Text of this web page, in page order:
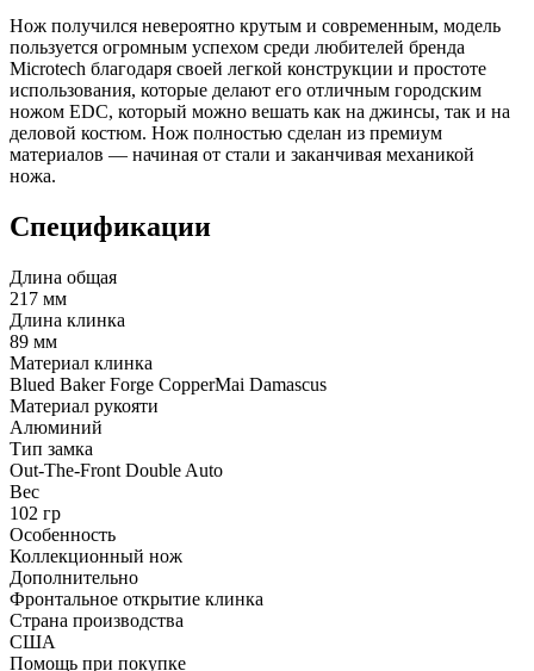
Нож получился невероятно крутым и современным, модель
пользуется огромным успехом среди любителей бренда
Microtech благодаря своей легкой конструкции и простоте
использования, которые делают его отличным городским
ножом EDC, который можно вешать как на джинсы, так и на
деловой костюм. Нож полностью сделан из премиум
материалов — начиная от стали и заканчивая механикой
ножа.
Спецификации
Длина общая
217 мм
Длина клинка
89 мм
Материал клинка
Blued Baker Forge CopperMai Damascus
Материал рукояти
Алюминий
Тип замка
Out-The-Front Double Auto
Вес
102 гр
Особенность
Коллекционный нож
Дополнительно
Фронтальное открытие клинка
Страна производства
США
Помощь при покупке